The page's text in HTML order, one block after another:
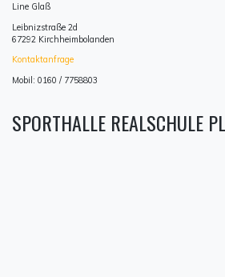
Line Glaß
Leibnizstraße 2d
67292 Kirchheimbolanden
Kontaktanfrage
Mobil: 0160 / 7758803
SPORTHALLE REALSCHULE